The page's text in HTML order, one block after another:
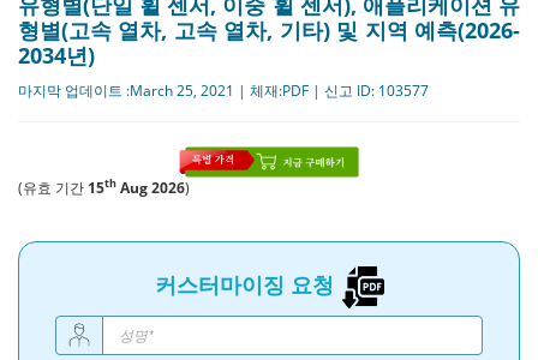
형별(고속 열차, 고속 열차, 기타) 및 지역 예측(2026-
2034년)
마지막 업데이트 :March 25, 2021 | 체재:PDF | 신고 ID: 103577
(유효 기간 15th Aug 2026)
커스터마이징 요청